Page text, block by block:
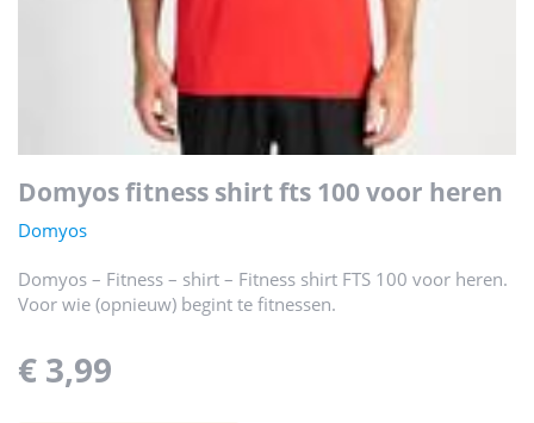
domyos fitness shirt fts 100 voor heren
Domyos
Domyos – Fitness – shirt – Fitness shirt FTS 100 voor heren.
Voor wie (opnieuw) begint te fitnessen.
€ 3,99